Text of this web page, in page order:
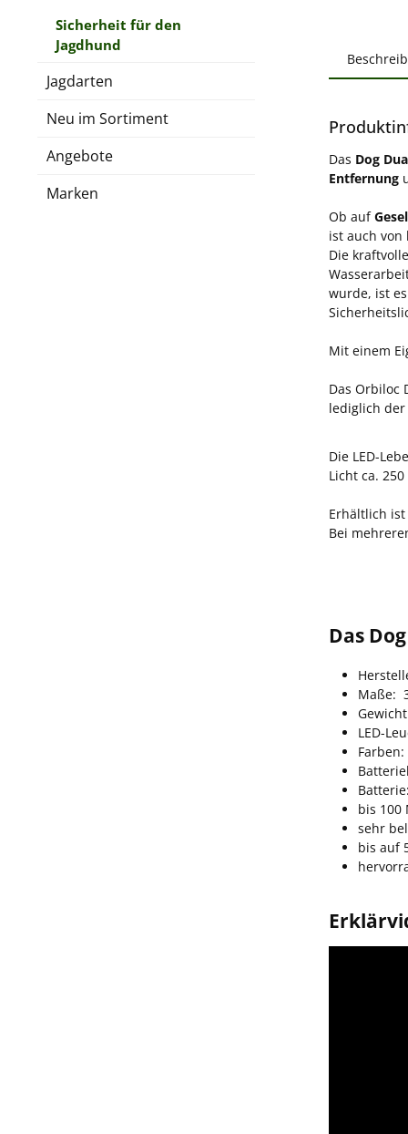
Sicherheit für den
Jagdhund
Jagdarten
Neu im Sortiment
Angebote
Marken
Das Dog
Entfernung
Ob auf
ist auch von
Die
wurde, ist es
Mit einem
Das Orbiloc
lediglich
Die LED-
Licht ca.
Erhältlich
Bei
Das
Maße:
LED-
bis 100
sehr
bis auf